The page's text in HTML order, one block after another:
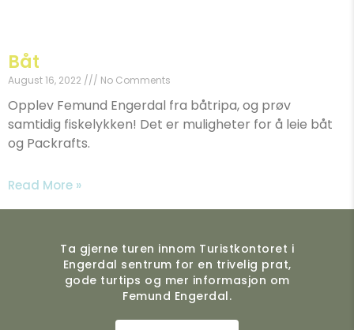
Båt
August 16, 2022 No Comments
Opplev Femund Engerdal fra båtripa, og prøv
samtidig fiskelykken! Det er muligheter for å leie båt
og Packrafts.
Read More »
Ta gjerne turen innom Turistkontoret i
Engerdal sentrum for en trivelig prat,
gode turtips og mer informasjon om
Femund Engerdal.